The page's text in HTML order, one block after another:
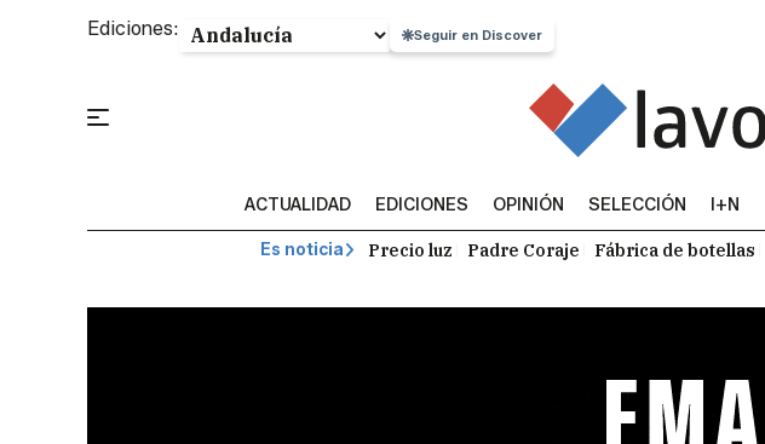
Ediciones: Seguir en Discover
ACTUALIDAD EDICIONES OPINIÓN SELECCIÓN I+N
Es noticia Precio luz Padre Coraje Fábrica de botellas